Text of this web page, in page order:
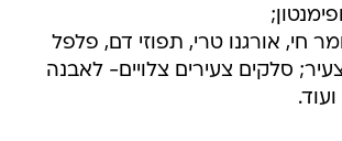
חי, אורגנו טרי, תפוזי דם, פלפל
סלקים צעירים צלויים- לאבנה